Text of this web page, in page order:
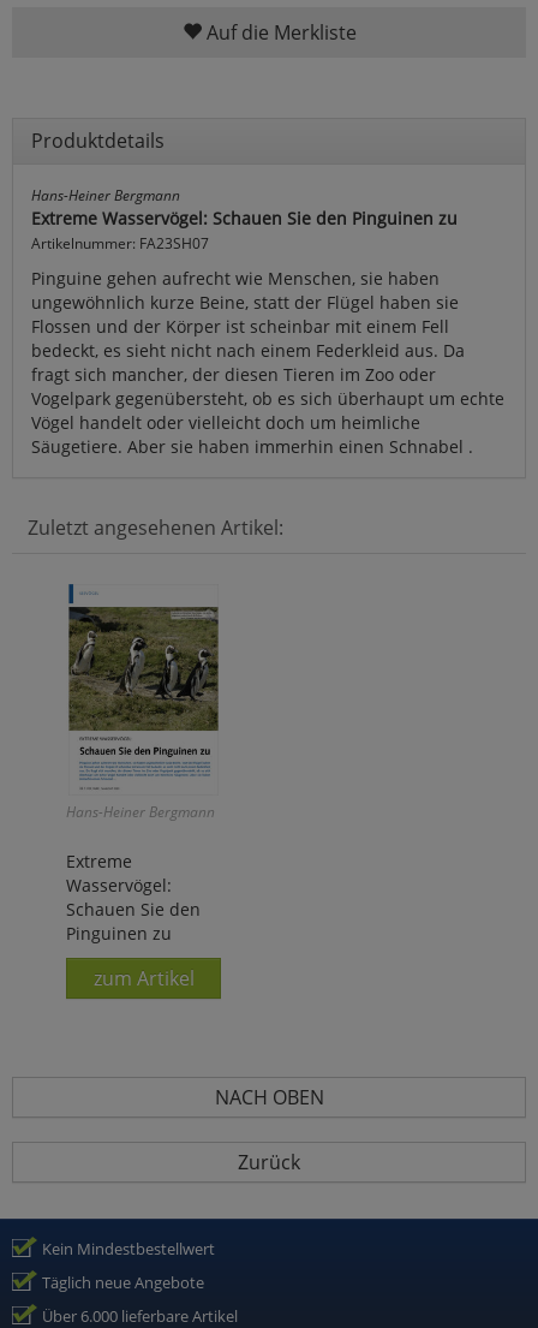
Auf die Merkliste
Produktdetails
Hans-Heiner Bergmann
Extreme Wasservögel: Schauen Sie den Pinguinen zu
Artikelnummer: FA23SH07
Pinguine gehen aufrecht wie Menschen, sie haben
ungewöhnlich kurze Beine, statt der Flügel haben sie
Flossen und der Körper ist scheinbar mit einem Fell
bedeckt, es sieht nicht nach einem Federkleid aus. Da
fragt sich mancher, der diesen Tieren im Zoo oder
Vogelpark gegenübersteht, ob es sich überhaupt um echte
Vögel handelt oder vielleicht doch um heimliche
Säugetiere. Aber sie haben immerhin einen Schnabel .
Zuletzt angesehenen Artikel:
Hans-Heiner Bergmann
Extreme
Wasservögel:
Schauen Sie den
Pinguinen zu
zum Artikel
NACH OBEN
Zurück
Kein Mindestbestellwert
Täglich neue Angebote
Über 6.000 lieferbare Artikel